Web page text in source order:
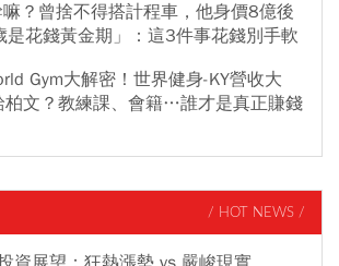
？曾捨不得搭計程車，他身價8億後
花錢黃金期」：這3件事花錢別手軟
Gym大解密！世界健身-KY營收大
柏文？教練課、會籍…誰才是真正賺錢
/ HOT NEWS /